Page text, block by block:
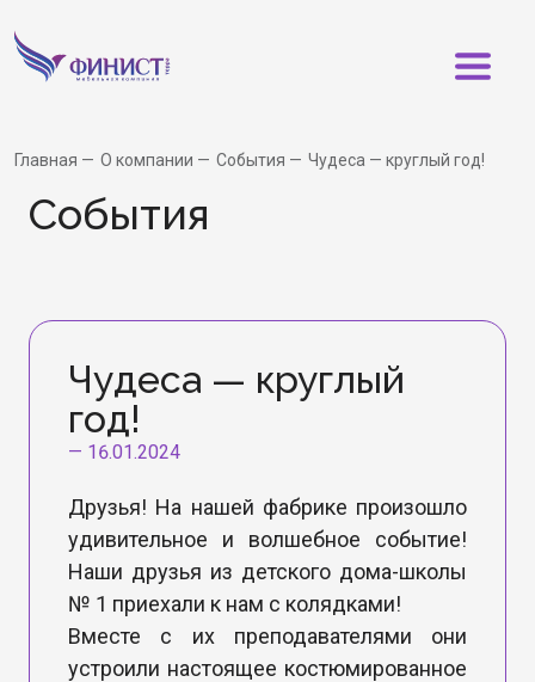
Главная О компании События Чудеса — круглый год!
События
Чудеса — круглый
год!
— 16.01.2024
Друзья! На нашей фабрике произошло
удивительное и волшебное событие!
Наши друзья из детского дома-школы
№ 1 приехали к нам с колядками!
Вместе с их преподавателями они
устроили настоящее костюмированное